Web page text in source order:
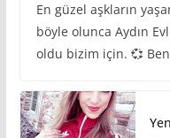
En güzel aşkların
böyle olunca Aydın
oldu bizim için. 💞